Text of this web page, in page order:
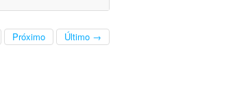
Próximo Último →